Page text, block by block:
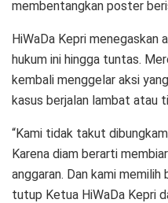
membentangkan poster
HiWaDa Kepri menegaskan
hukum ini hingga tuntas.
kembali menggelar aksi
kasus berjalan lambat atau
“Kami tidak takut
Karena diam berarti
anggaran. Dan kami memilih
tutup Ketua HiWaDa Kepri